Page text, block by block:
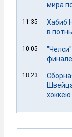
мира
11:35
Хабиб
в
10:05
18:23
хоккею